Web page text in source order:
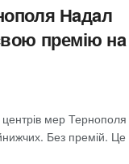
Нaдaл
премію нa
мер Тернополя
Без премій.